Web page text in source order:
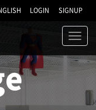
LOGIN SIGNUP